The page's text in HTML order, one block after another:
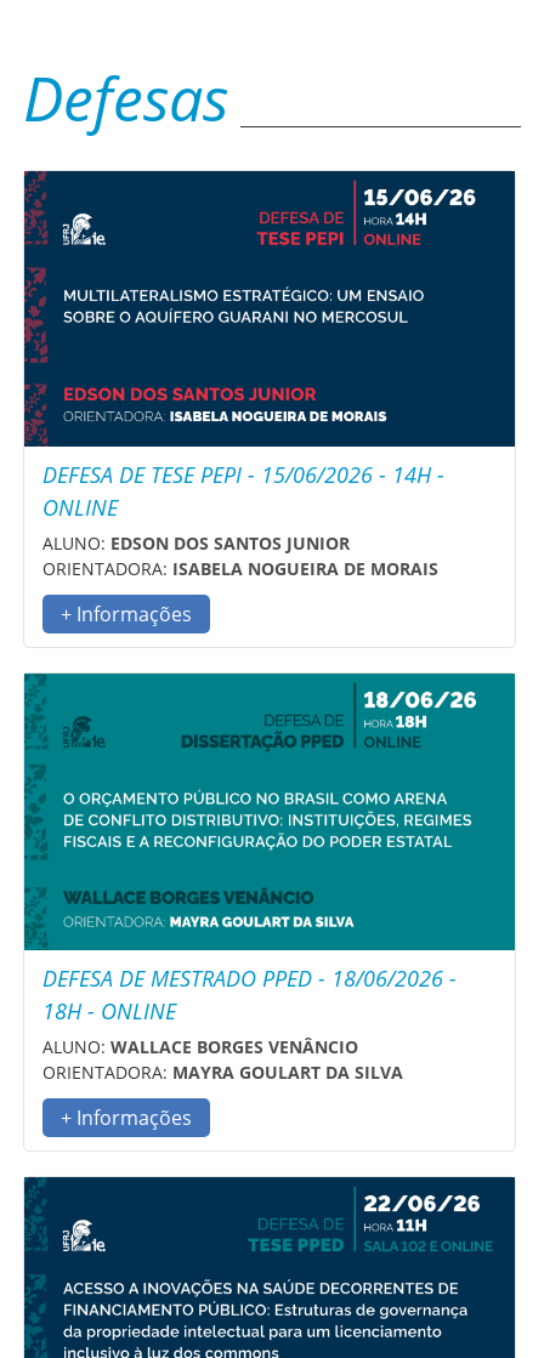
Defesas
DEFESA DE TESE PEPI - 15/06/2026 - 14H -
ONLINE
ALUNO: EDSON DOS SANTOS JUNIOR
ORIENTADORA: ISABELA NOGUEIRA DE MORAIS
+ Informações
DEFESA DE MESTRADO PPED - 18/06/2026 -
18H - ONLINE
ALUNO: WALLACE BORGES VENÂNCIO
ORIENTADORA: MAYRA GOULART DA SILVA
+ Informações